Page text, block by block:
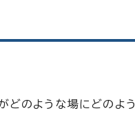
のような場にどのよ